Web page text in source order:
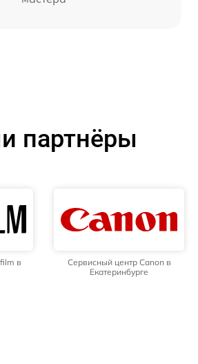
партнёры
в
Сервисный центр Canon в
Екатеринбурге